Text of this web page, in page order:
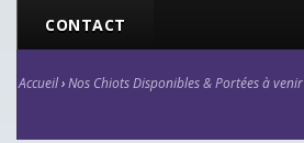
CONTACT
Accueil›Nos Chiots Disponibles & Portées à venir